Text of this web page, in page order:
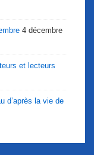
4 décembre
et lecteurs
d’après la vie de